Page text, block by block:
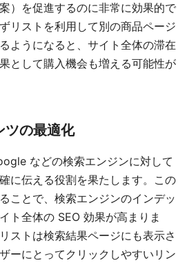
）を促進するのに非常に効果的で
リストを利用して別の商品ページ
ようになると、サイト全体の滞在
として購入機会も増える可能性が
ツの最適化
などの検索エンジンに対して
に伝える役割を果たします。この
ことで、検索エンジンのインデッ
ト全体の SEO 効果が高まりま
ストは検索結果ページにも表示さ
ーにとってクリックしやすいリン